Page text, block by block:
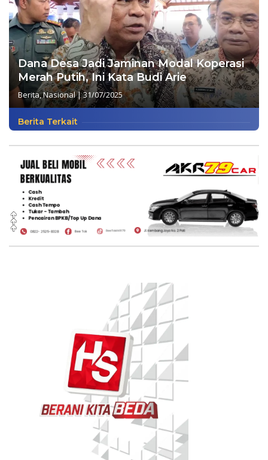
Dana Desa Jadi Jaminan Modal Koperasi
Merah Putih, Ini Kata Budi Arie
Berita,Nasional|31/07/2025
Berita Terkait